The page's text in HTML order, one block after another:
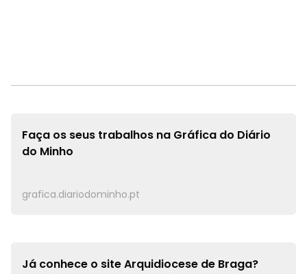
Faça os seus trabalhos na Gráfica do Diário
do Minho
grafica.diariodominho.pt
Já conhece o siteArquidiocese de Braga?